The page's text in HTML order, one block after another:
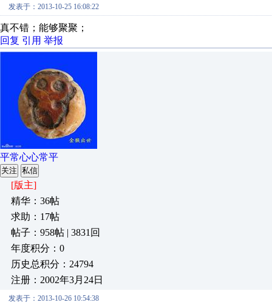
发表于：2013-10-25 16:08:22
真不错；能够聚聚；
回复 引用 举报
平常心心常平
关注 私信
[版主]
精华：36帖
求助：17帖
帖子：958帖 | 3831回
年度积分：0
历史总积分：24794
注册：2002年3月24日
发表于：2013-10-26 10:54:38